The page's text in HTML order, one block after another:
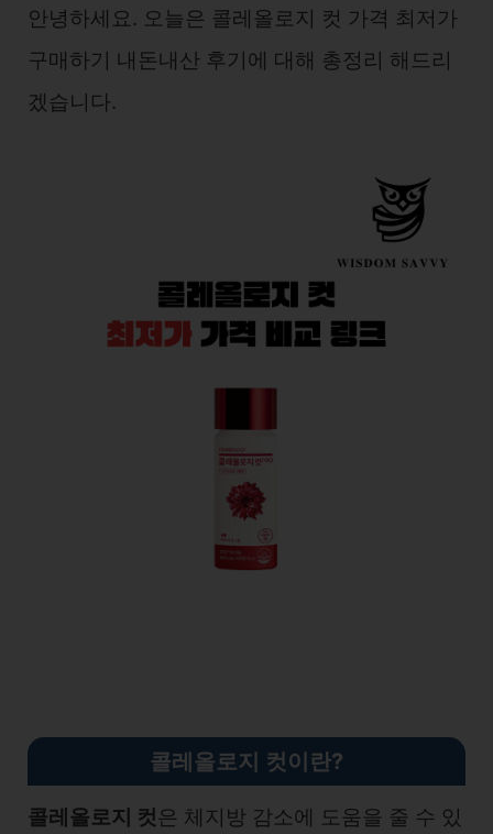
안녕하세요. 오늘은 콜레올로지 컷 가격 최저가
구매하기 내돈내산 후기에 대해 총정리 해드리
겠습니다.
콜레올로지 컷이란?
콜레올로지 컷은 체지방 감소에 도움을 줄 수 있